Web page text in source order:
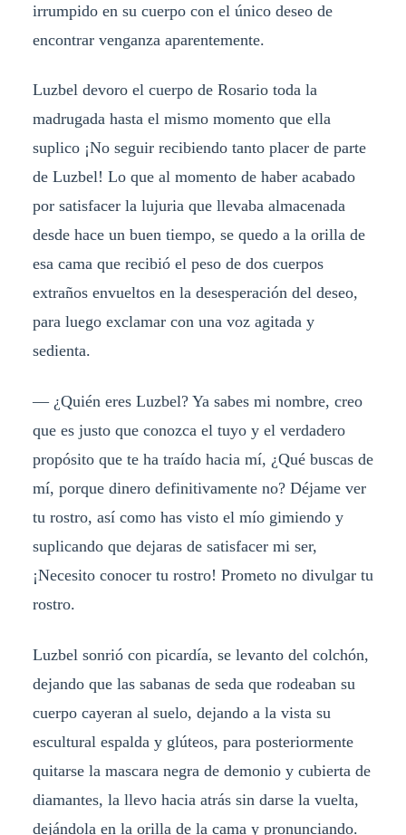
irrumpido en su cuerpo con el único deseo de
encontrar venganza aparentemente.
Luzbel devoro el cuerpo de Rosario toda la
madrugada hasta el mismo momento que ella
suplico ¡No seguir recibiendo tanto placer de parte
de Luzbel! Lo que al momento de haber acabado
por satisfacer la lujuria que llevaba almacenada
desde hace un buen tiempo, se quedo a la orilla de
esa cama que recibió el peso de dos cuerpos
extraños envueltos en la desesperación del deseo,
para luego exclamar con una voz agitada y
sedienta.
— ¿Quién eres Luzbel? Ya sabes mi nombre, creo
que es justo que conozca el tuyo y el verdadero
propósito que te ha traído hacia mí, ¿Qué buscas de
mí, porque dinero definitivamente no? Déjame ver
tu rostro, así como has visto el mío gimiendo y
suplicando que dejaras de satisfacer mi ser,
¡Necesito conocer tu rostro! Prometo no divulgar tu
rostro.
Luzbel sonrió con picardía, se levanto del colchón,
dejando que las sabanas de seda que rodeaban su
cuerpo cayeran al suelo, dejando a la vista su
escultural espalda y glúteos, para posteriormente
quitarse la mascara negra de demonio y cubierta de
diamantes, la llevo hacia atrás sin darse la vuelta,
dejándola en la orilla de la cama y pronunciando.